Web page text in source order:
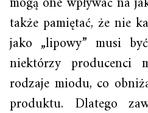
także pamiętać, że nie
jako „lipowy” musi
niektórzy producenci
rodzaje miodu, co
produktu. Dlatego